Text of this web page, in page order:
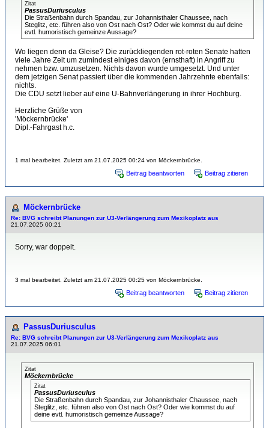
Zitat
PassusDuriusculus
Die Straßenbahn durch Spandau, zur Johannisthaler Chaussee, nach
Steglitz, etc. führen also von Ost nach Ost? Oder wie kommst du auf deine
evtl. humoristisch gemeinze Aussage?
Wo liegen denn da Gleise? Die zurückliegenden rot-roten Senate hatten
viele Jahre Zeit um zumindest einiges davon (ernsthaft) in Angriff zu
nehmen bzw. umzusetzen. Nichts davon wurde umgesetzt. Und unter
dem jetzigen Senat passiert über die kommenden Jahrzehnte ebenfalls:
nichts.
Die CDU setzt lieber auf eine U-Bahnverlängerung in ihrer Hochburg.
Herzliche Grüße von
'Möckernbrücke'
Dipl.-Fahrgast h.c.
1 mal bearbeitet. Zuletzt am 21.07.2025 00:24 von Möckernbrücke.
Beitrag beantworten Beitrag zitieren
Möckernbrücke
Re: BVG schreibt Planungen zur U3-Verlängerung zum Mexikoplatz aus
21.07.2025 00:21
Sorry, war doppelt.
3 mal bearbeitet. Zuletzt am 21.07.2025 00:25 von Möckernbrücke.
Beitrag beantworten Beitrag zitieren
PassusDuriusculus
Re: BVG schreibt Planungen zur U3-Verlängerung zum Mexikoplatz aus
21.07.2025 06:01
Zitat
Möckernbrücke
Zitat
PassusDuriusculus
Die Straßenbahn durch Spandau, zur Johannisthaler Chaussee, nach
Steglitz, etc. führen also von Ost nach Ost? Oder wie kommst du auf
deine evtl. humoristisch gemeinze Aussage?